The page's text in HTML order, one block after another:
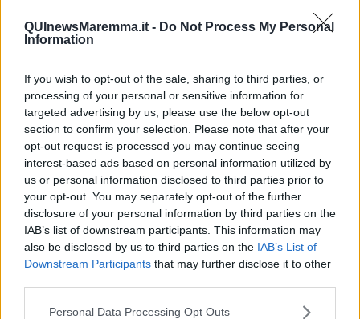
QUInewsMaremma.it - Do Not Process My Personal
Information
If you wish to opt-out of the sale, sharing to third parties, or
processing of your personal or sensitive information for
targeted advertising by us, please use the below opt-out
section to confirm your selection. Please note that after your
opt-out request is processed you may continue seeing
interest-based ads based on personal information utilized by
us or personal information disclosed to third parties prior to
your opt-out. You may separately opt-out of the further
disclosure of your personal information by third parties on the
IAB’s list of downstream participants. This information may
also be disclosed by us to third parties on the IAB’s List of
Downstream Participants that may further disclose it to other
Personal Data Processing Opt Outs
inclusi): aggiungere queste tonnellate concentrate in una sola area
richiede uno studio di stabilità navale rigidissimo, che spesso
scafo per bilanciare la nave, aumentando ulteriormente il peso
totale.
Il vero rischio di rallentamento o di alterazione dei tempi della linea
Piombino-Portoferraio non è legato al peso, ma alla logistica di
ricarica.
Ne consegue che l’acquisto di navi nuove ed elettriche può
diventare l’obiettivo anche per gli armatori!
Anche il noleggio (charter) di traghetti attrezzati non è percorribile:
a) la disponibilità è estremamente limitata, soprattutto per la
struttura dei traghetti del Nord-Europa e per la loro dimensione, b)
per il costo di noleggio che va dai 5 milioni di euro per levecchie
carretteai 10 milioni per le navi varate negli ultimi 2-3 anni: il nolo,
ad esempio, di 3 traghetti moderni dotati di SCR e cold ironing
comporterebbe una spesa di circa 25-30 milioni di euro all’anno.